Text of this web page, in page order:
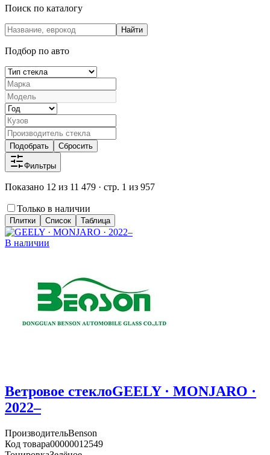
Поиск по каталогу
Найти
Подбор по авто
Подобрать Сбросить
Фильтры
Показано 12 из 11 479 · стр. 1 из 957
Только в наличии
Плитки Список Таблица
В наличии
Ветровое стеклоGEELY · MONJARO ·
2022–
ПроизводительBenson
Код товара00000012549